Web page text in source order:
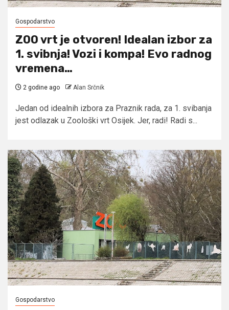
Gospodarstvo
ZOO vrt je otvoren! Idealan izbor za
1. svibnja! Vozi i kompa! Evo radnog
vremena…
2 godine ago Alan Srčnik
Jedan od idealnih izbora za Praznik rada, za 1. svibanja
jest odlazak u Zoološki vrt Osijek. Jer, radi! Radi s...
Gospodarstvo